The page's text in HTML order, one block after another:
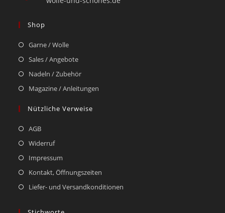
Shop
Garne / Wolle
Sales / Angebote
Nadeln / Zubehör
Magazine / Anleitungen
Nützliche Verweise
AGB
Widerruf
Impressum
Kontakt, Öffnungszeiten
Liefer- und Versandkonditionen